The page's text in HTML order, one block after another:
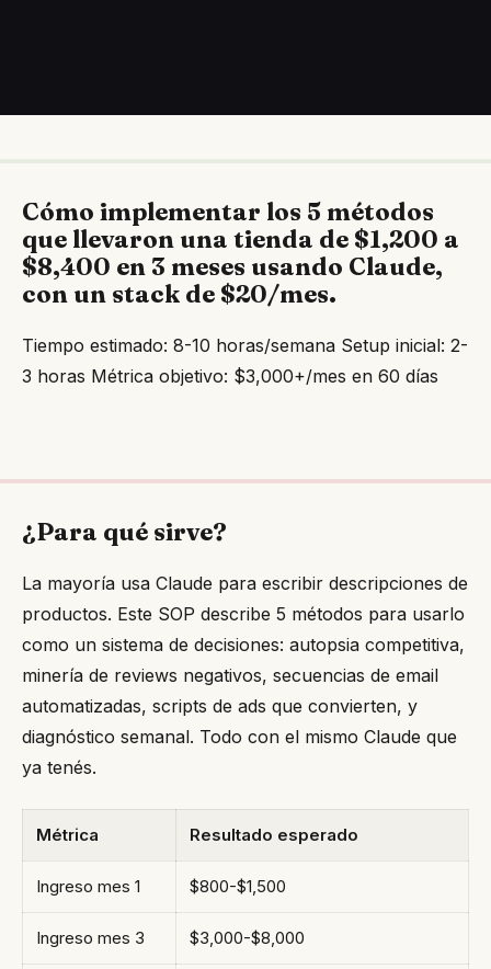
Cómo implementar los 5 métodos
que llevaron una tienda de $1,200 a
$8,400 en 3 meses usando Claude,
con un stack de $20/mes.
Tiempo estimado: 8-10 horas/semana Setup inicial: 2-
3 horas Métrica objetivo: $3,000+/mes en 60 días
¿Para qué sirve?
La mayoría usa Claude para escribir descripciones de
productos. Este SOP describe 5 métodos para usarlo
como un sistema de decisiones: autopsia competitiva,
minería de reviews negativos, secuencias de email
automatizadas, scripts de ads que convierten, y
diagnóstico semanal. Todo con el mismo Claude que
ya tenés.
Métrica Resultado esperado
Ingreso mes 1 $800-$1,500
Ingreso mes 3 $3,000-$8,000